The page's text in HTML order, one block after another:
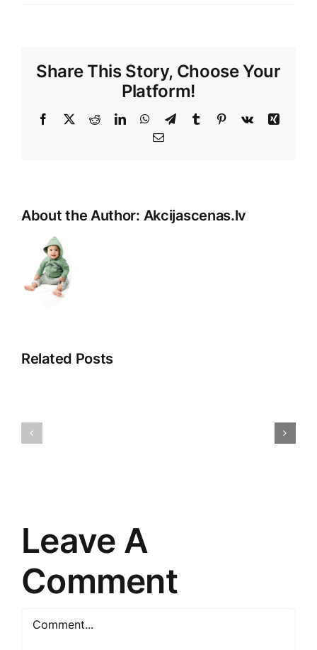
Share This Story, Choose Your
Platform!
Facebook
X RedditLinkedInWhatsApp
TelegramTumblr Pinterest
Vk
Xing
E-
About the Author: Akcijascenas.lv
Related Posts
Māksla
Leave A
Comment
Comment